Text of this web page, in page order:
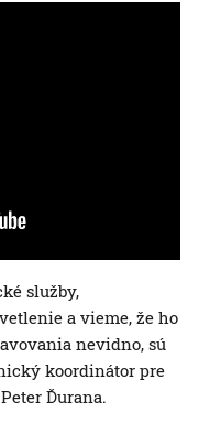
služby,
a vieme, že ho
nevidno, sú
koordinátor pre
Ďurana.